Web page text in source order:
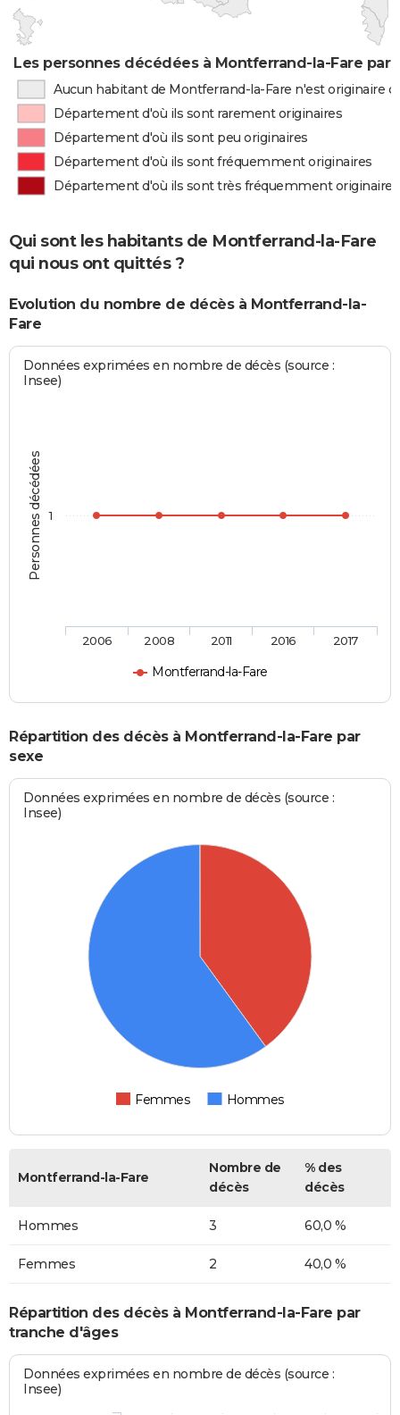
Les personnes décédées à Montferrand-la-Fare par
Aucun habitant de Montferrand-la-Fare n'est originaire
Département d'où ils sont rarement originaires
Département d'où ils sont peu originaires
Département d'où ils sont fréquemment originaires
Département d'où ils sont très fréquemment originaires
Qui sont les habitants de Montferrand-la-Fare
qui nous ont quittés ?
Evolution du nombre de décès à Montferrand-la-
Fare
Personnes décédées
Données exprimées en nombre de décès (source :
Insee)
Montferrand-la-Fare
2006 2008 2011 2016 2017
1
Répartition des décès à Montferrand-la-Fare par
sexe
Données exprimées en nombre de décès (source :
Insee)
Femmes Hommes
Montferrand-la-Fare
Nombre de
décès
% des
décès
Hommes 3 60,0 %
Femmes 2 40,0 %
Répartition des décès à Montferrand-la-Fare par
tranche d'âges
Données exprimées en nombre de décès (source :
Insee)